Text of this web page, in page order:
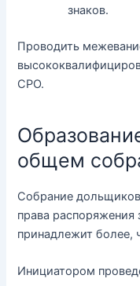
знаков.
Проводить
СРО.
общем
Собрание
права
принадлежит
Инициатором